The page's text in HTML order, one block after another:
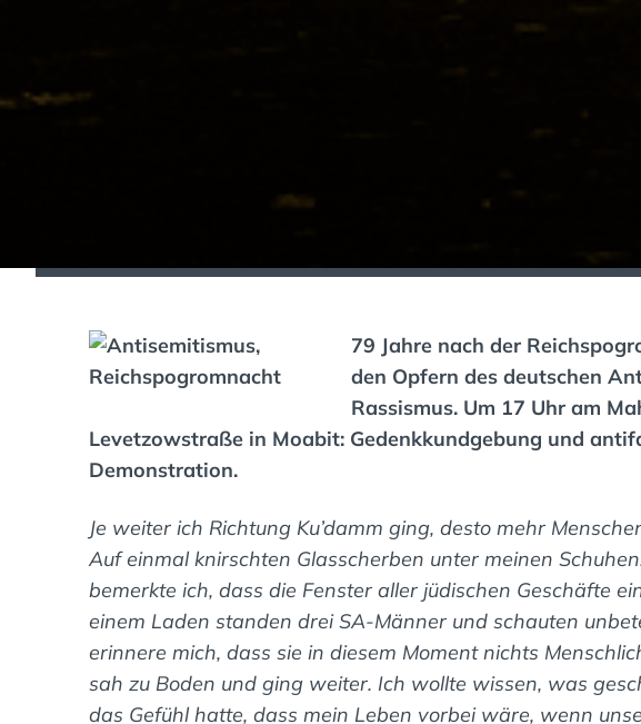
79 Jahre nach der
den Opfern des deutschen
Rassismus. Um 17 Uhr am
Levetzowstraße in Moabit: Gedenkkundgebung und
Demonstration.
Je weiter ich Richtung Ku’damm ging, desto mehr
Auf einmal knirschten Glasscherben unter meinen
bemerkte ich, dass die Fenster aller jüdischen Geschäfte
einem Laden standen drei SA-Männer und schauten
erinnere mich, dass sie in diesem Moment nichts
sah zu Boden und ging weiter. Ich wollte wissen, was
das Gefühl hatte, dass mein Leben vorbei wäre, wenn